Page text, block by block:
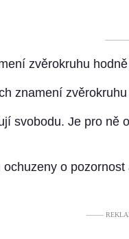
zvěrokruhu
znamení
svobodu. Je pro ně
o
–––––